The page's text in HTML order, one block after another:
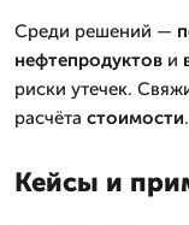
Среди решений —
нефтепродуктов и
риски утечек.
расчёта стоимости.
Кейсы и